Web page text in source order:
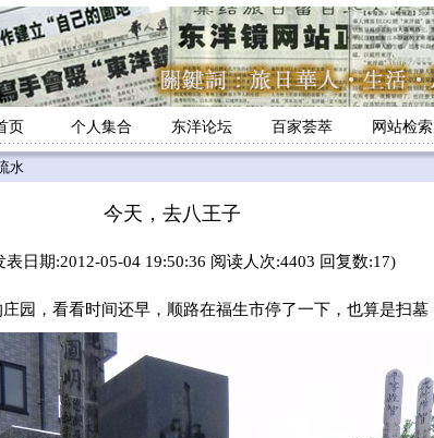
页 个人集合 东洋论坛 百家荟萃 网站检索
水
今天，去八王子
表日期:2012-05-04 19:50:36 阅读人次:4403 回复数:17)
，看看时间还早，顺路在福生市停了一下，也算是扫墓